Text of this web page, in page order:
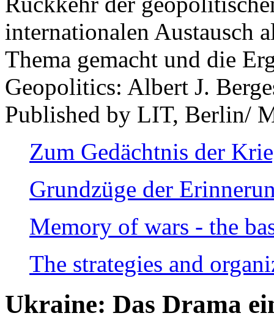
internationalen Austausch
Thema gemacht und die
Geopolitics: Albert J.
Published by LIT, Berlin/
Zum Gedächtnis der
Grundzüge der
Memory of wars - the
The strategies and
Ukraine: Das Drama